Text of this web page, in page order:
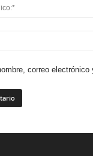
correo